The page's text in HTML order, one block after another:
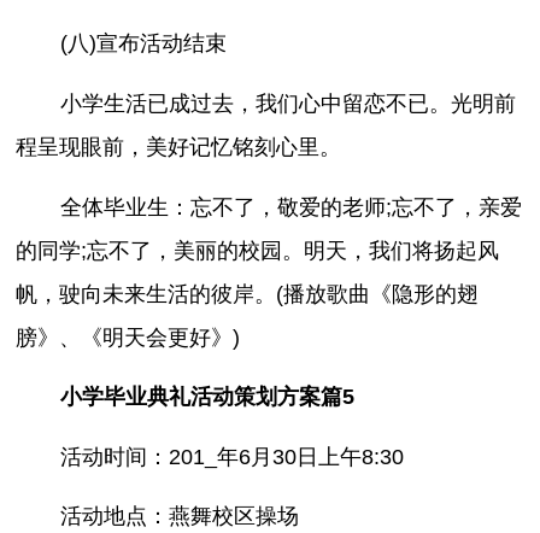
(八)宣布活动结束
小学生活已成过去，我们心中留恋不已。光明前
程呈现眼前，美好记忆铭刻心里。
全体毕业生：忘不了，敬爱的老师;忘不了，亲爱
的同学;忘不了，美丽的校园。明天，我们将扬起风
帆，驶向未来生活的彼岸。(播放歌曲《隐形的翅
膀》、《明天会更好》)
小学毕业典礼活动策划方案篇5
活动时间：201_年6月30日上午8:30
活动地点：燕舞校区操场